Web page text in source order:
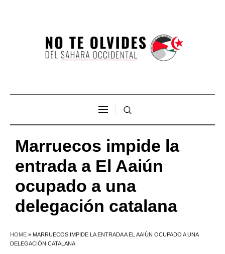
Marruecos impide la
entrada a El Aaiún
ocupado a una
delegación catalana
HOME » MARRUECOS IMPIDE LA ENTRADA A EL AAIÚN OCUPADO A UNA
DELEGACIÓN CATALANA